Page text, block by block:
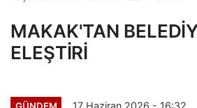
MAKAK'TAN
ELEŞTİRİ